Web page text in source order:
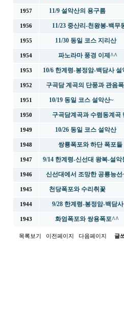
1957 11/9 설악산의 용구름
1956 11/23 중산리-천왕봉-백무
1955 11/30 동일 코스 지리산
1954 파노라마 풍경 이제^^
1953 10/6 한계령-봉정암-백담사
1952 구곡담 계곡의 단풍과 관음
1951 10/19 동일 코스 설악산~
1950 구곡담계곡과 수렴동계곡
1949 10/26 동일 코스 설악산
1948 쌍룡폭포와 하단 폭포들
1947 9/14 한계령-신선대 왕복-설
1946 신선대에서 조망한 공룡능선
1945 천당폭포와 수리취꽃
1944 9/28 한계령-봉정암-백담
1943 화엄폭포와 쌍용폭포^^
목록보기 이전페이지 다음페이지 글쓰